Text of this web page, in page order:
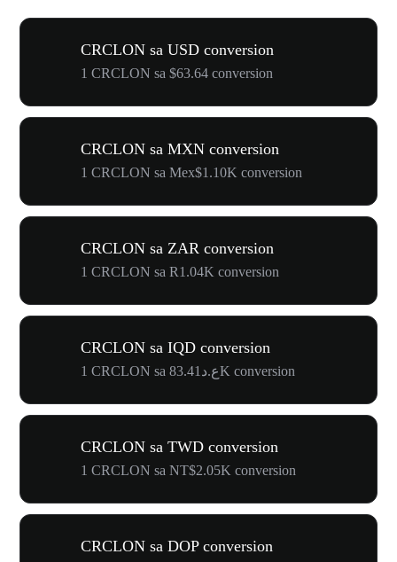
CRCLON sa USD conversion
1 CRCLON sa $63.64 conversion
CRCLON sa MXN conversion
1 CRCLON sa Mex$1.10K conversion
CRCLON sa ZAR conversion
1 CRCLON sa R1.04K conversion
CRCLON sa IQD conversion
1 CRCLON sa ع.د83.41K conversion
CRCLON sa TWD conversion
1 CRCLON sa NT$2.05K conversion
CRCLON sa DOP conversion